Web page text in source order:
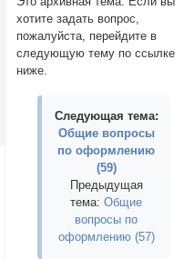
хотите задать вопрос,
пожалуйста, перейдите в
следующую тему по ссылке
ниже.
Следующая тема:
Общие вопросы
по оформлению
(59)
Предыдущая
тема:Общие
вопросы по
оформлению (57)